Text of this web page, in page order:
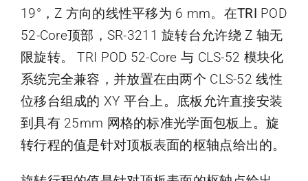
19°，Z 方向的线性平移为 6 mm。在TRI POD
52-Core顶部，SR-3211 旋转台允许绕 Z 轴无
限旋转。 TRI POD 52-Core 与 CLS-52 模块化
系统完全兼容，并放置在由两个 CLS-52 线性
位移台组成的 XY 平台上。 底板允许直接安装
到具有 25mm 网格的标准光学面包板上。旋
转行程的值是针对顶板表面的枢轴点给出的。